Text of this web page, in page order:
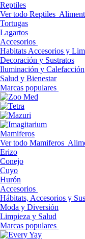
Reptiles
Ver todo Reptiles
Tortugas
Lagartos
Accesorios
Habitats Accesorios y
Decoración y Sustratos
Iluminación y Calefacción
Salud y Bienestar
Marcas populares
Mamiferos
Ver todo Mamiferos
Erizo
Conejo
Cuyo
Hurón
Accesorios
Hábitats, Accesorios y
Moda y Diversión
Limpieza y Salud
Marcas populares